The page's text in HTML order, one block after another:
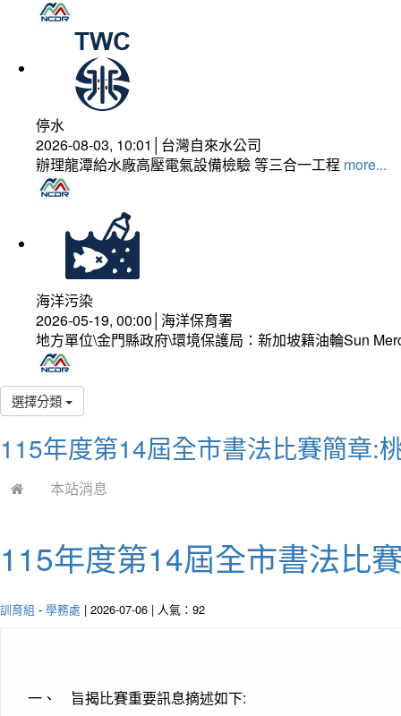
停水
2026-08-03, 10:01│台灣自來水公司
辦理龍潭給水廠高壓電氣設備檢驗 等三合一工程 more...
海洋污染
2026-05-19, 00:00│海洋保育署
地方單位\金門縣政府\環境保護局：新加坡籍油輪Sun
選擇分類
115年度第14屆全市書法比賽簡章:
本站消息
115年度第14屆全市書法比
訓育組 - 學務處 | 2026-07-06 | 人氣：92
一、 旨揭比賽重要訊息摘述如下: